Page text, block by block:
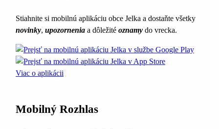
Stiahnite si mobilnú aplikáciu obce Jelka a dostaňte všetky
novinky, upozornenia a dôležité oznamy do vrecka.
Viac o aplikácii
Mobilný Rozhlas